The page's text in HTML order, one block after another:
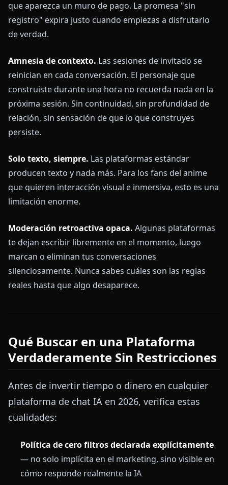
que aparezca un muro de pago. La promesa "sin
registro" expira justo cuando empiezas a disfrutarlo
de verdad.
Amnesia de contexto. Las sesiones de invitado se
reinician en cada conversación. El personaje que
construiste durante una hora no recuerda nada en la
próxima sesión. Sin continuidad, sin profundidad de
relación, sin sensación de que lo que construyes
persiste.
Solo texto, siempre. Las plataformas estándar
producen texto y nada más. Para los fans del anime
que quieren interacción visual e inmersiva, esto es una
limitación enorme.
Moderación retroactiva opaca. Algunas plataformas
te dejan escribir libremente en el momento, luego
marcan o eliminan tus conversaciones
silenciosamente. Nunca sabes cuáles son las reglas
reales hasta que algo desaparece.
Qué Buscar en una Plataforma
Verdaderamente Sin Restricciones
Antes de invertir tiempo o dinero en cualquier
plataforma de chat IA en 2026, verifica estas
cualidades:
Política de cero filtros declarada explícitamente
— no solo implícita en el marketing, sino visible en
cómo responde realmente la IA